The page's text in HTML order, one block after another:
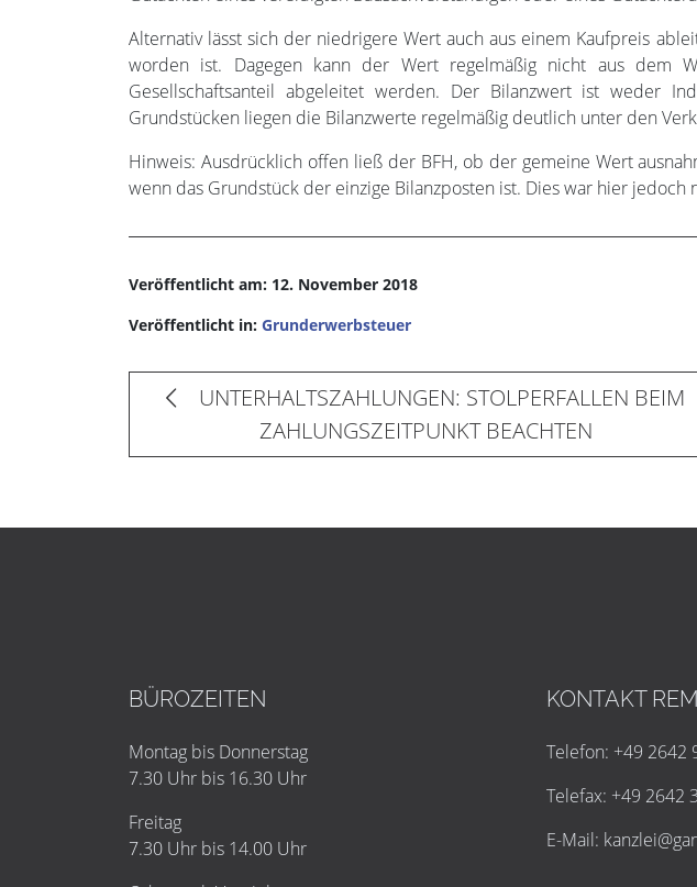
Alternativ lässt sich der niedrigere Wert auch aus einem Kaufpreis
worden ist. Dagegen kann der Wert regelmäßig nicht aus dem
Gesellschaftsanteil abgeleitet werden. Der Bilanzwert ist weder
Grundstücken liegen die Bilanzwerte regelmäßig deutlich unter den
Hinweis: Ausdrücklich offen ließ der BFH, ob der gemeine Wert
wenn das Grundstück der einzige Bilanzposten ist. Dies war hier jedoch
Veröffentlicht am: 12. November 2018
Veröffentlicht in: Grunderwerbsteuer
UNTERHALTSZAHLUNGEN: STOLPERFALLEN BEIM
ZAHLUNGSZEITPUNKT BEACHTEN
BÜROZEITEN
Montag bis Donnerstag
7.30 Uhr bis 16.30 Uhr
Freitag
7.30 Uhr bis 14.00 Uhr
KONTAKT
Telefon: +49 2642
Telefax: +49 2642
E-Mail: kanzlei@ga